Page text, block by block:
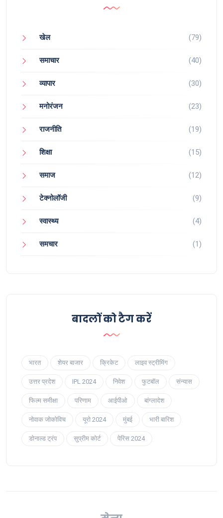
खेल (79)
समाचार (40)
व्यापार (30)
मनोरंजन (23)
राजनीति (19)
शिक्षा (15)
समाज (12)
टेक्नोलॉजी (9)
स्वास्थ्य (4)
समचार (1)
बादलों को टैग करें
भारत शेयर बाजार क्रिकेट लाइव स्ट्रीमिंग
उत्तर प्रदेश IPL 2024 निवेश फुटबॉल संन्यास
फिल्म समीक्षा परिणाम आईपीओ बांग्लादेश
नोवाक जोकोविच यूरो 2024 मुंबई भारी बारिश
डोनाल्ड ट्रंप सुप्रीम कोर्ट पेरिस 2024